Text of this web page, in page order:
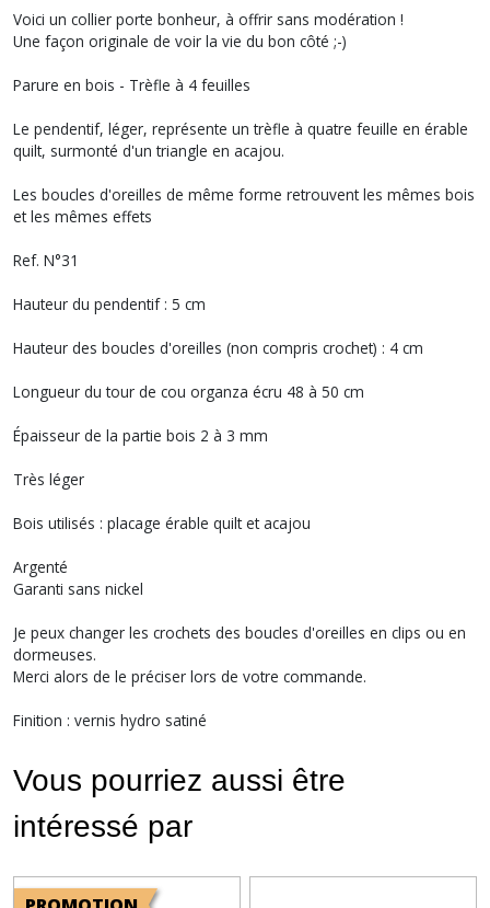
Voici un collier porte bonheur, à offrir sans modération !
Une façon originale de voir la vie du bon côté ;-)
Parure en bois - Trèfle à 4 feuilles
Le pendentif, léger, représente un trèfle à quatre feuille en érable
quilt, surmonté d'un triangle en acajou.
Les boucles d'oreilles de même forme retrouvent les mêmes bois
et les mêmes effets
Ref. N°31
Hauteur du pendentif : 5 cm
Hauteur des boucles d'oreilles (non compris crochet) : 4 cm
Longueur du tour de cou organza écru 48 à 50 cm
Épaisseur de la partie bois 2 à 3 mm
Très léger
Bois utilisés : placage érable quilt et acajou
Argenté
Garanti sans nickel
Je peux changer les crochets des boucles d'oreilles en clips ou en
dormeuses.
Merci alors de le préciser lors de votre commande.
Finition : vernis hydro satiné
Vous pourriez aussi être
intéressé par